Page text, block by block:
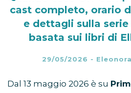
cast completo, orario
e dettagli sulla
basata sui libri di
29/05/2026 -
Dal 13 maggio 2026 è su